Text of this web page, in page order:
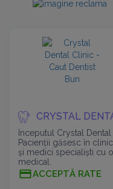
CRYSTAL
Începutul Crystal
Pacienții găsesc în
și medici specialiști cu
medical.
ACCEPTĂ RATE